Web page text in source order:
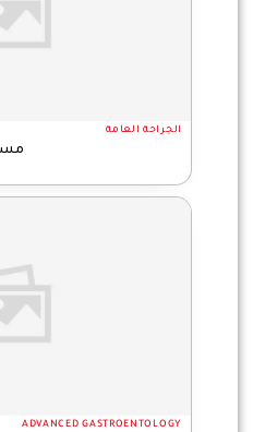
الجراحة العامة
ADVANCED GASTROENTOLOGY